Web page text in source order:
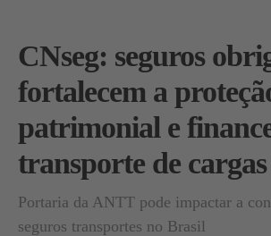
CNseg: seguros
fortalecem a
patrimonial e
transporte de cargas
Portaria da ANTT pode impactar a
seguros transportes no Brasil